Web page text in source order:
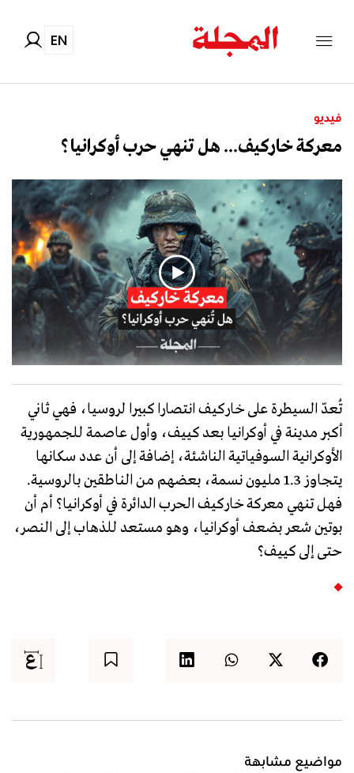
EN
فيديو
معركة خاركيف... هل تنهي حرب أوكرانيا؟
تُعدّ السيطرة على خاركيف انتصارا كبيرا لروسيا، فهي ثاني
أكبر مدينة في أوكرانيا بعد كييف، وأول عاصمة للجمهورية
الأوكرانية السوفياتية الناشئة، إضافة إلى أن عدد سكانها
يتجاوز 1.3 مليون نسمة، بعضهم من الناطقين بالروسية.
فهل تنهي معركة خاركيف الحرب الدائرة في أوكرانيا؟ أم أن
بوتين شعر بضعف أوكرانيا، وهو مستعد للذهاب إلى النصر،
حتى إلى كييف؟
مواضيع مشابهة